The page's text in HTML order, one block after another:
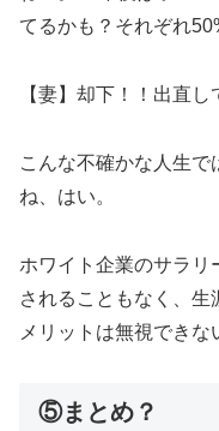
てるかも？それぞれ
【妻】却下！！出直し
こんな不確かな人生
ね、はい。
ホワイト企業のサラリ
されることもなく、
メリットは無視できな
⑤まとめ？